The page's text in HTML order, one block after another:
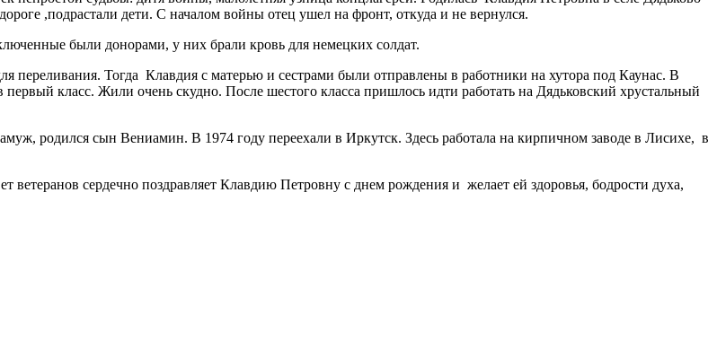
,подрастали дети. С началом войны отец ушел на фронт, откуда и не вернулся.
были донорами, у них брали кровь для немецких солдат.
переливания. Тогда Клавдия с матерью и сестрами были отправлены в работники на хутора под Каунас. В
класс. Жили очень скудно. После шестого класса пришлось идти работать на Дядьковский хрустальный
родился сын Вениамин. В 1974 году переехали в Иркутск. Здесь работала на кирпичном заводе в Лисихе, в
ветеранов сердечно поздравляет Клавдию Петровну с днем рождения и желает ей здоровья, бодрости духа,